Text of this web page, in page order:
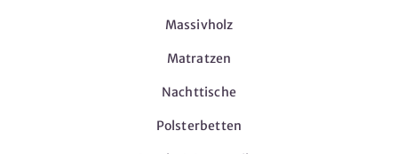
Massivholz
Matratzen
Nachttische
Polsterbetten